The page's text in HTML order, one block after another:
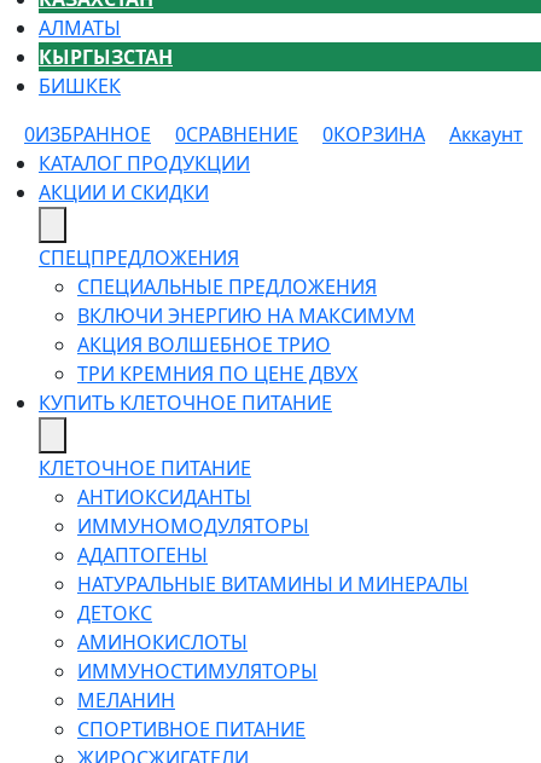
АЛМАТЫ
КЫРГЫЗСТАН
БИШКЕК
0ИЗБРАННОЕ 0СРАВНЕНИЕ 0КОРЗИНА
Аккаунт
КАТАЛОГ ПРОДУКЦИИ
АКЦИИ И СКИДКИ
СПЕЦПРЕДЛОЖЕНИЯ
СПЕЦИАЛЬНЫЕ ПРЕДЛОЖЕНИЯ
ВКЛЮЧИ ЭНЕРГИЮ НА МАКСИМУМ
АКЦИЯ ВОЛШЕБНОЕ ТРИО
ТРИ КРЕМНИЯ ПО ЦЕНЕ ДВУХ
КУПИТЬ КЛЕТОЧНОЕ ПИТАНИЕ
КЛЕТОЧНОЕ ПИТАНИЕ
АНТИОКСИДАНТЫ
ИММУНОМОДУЛЯТОРЫ
АДАПТОГЕНЫ
НАТУРАЛЬНЫЕ ВИТАМИНЫ И МИНЕРАЛЫ
ДЕТОКС
АМИНОКИСЛОТЫ
ИММУНОСТИМУЛЯТОРЫ
МЕЛАНИН
СПОРТИВНОЕ ПИТАНИЕ